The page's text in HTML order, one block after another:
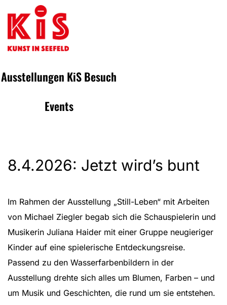
Ausstellungen KiSBesuch
Events
8.4.2026: Jetzt wird’s bunt
Im Rahmen der Ausstellung „Still-Leben“ mit Arbeiten
von Michael Ziegler begab sich die Schauspielerin und
Musikerin Juliana Haider mit einer Gruppe neugieriger
Kinder auf eine spielerische Entdeckungsreise.
Passend zu den Wasserfarbenbildern in der
Ausstellung drehte sich alles um Blumen, Farben – und
um Musik und Geschichten, die rund um sie entstehen.